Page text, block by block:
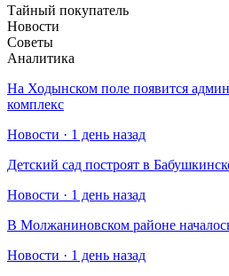
Тайный покупатель
Новости
Советы
Аналитика
На Ходынском поле появится
комплекс
Новости · 1 день назад
Детский сад построят в
Новости · 1 день назад
В Молжаниновском районе
Новости · 1 день назад